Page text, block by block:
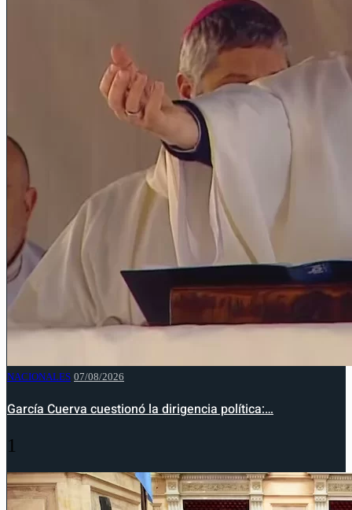
NACIONALES 07/08/2026
García Cuerva cuestionó la dirigencia política:…
1